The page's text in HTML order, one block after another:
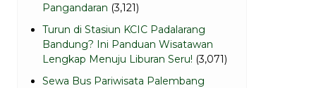
Pangandaran (3,121)
Turun di Stasiun KCIC Padalarang
Bandung? Ini Panduan Wisatawan
Lengkap Menuju Liburan Seru! (3,071)
Sewa Bus Pariwisata Palembang